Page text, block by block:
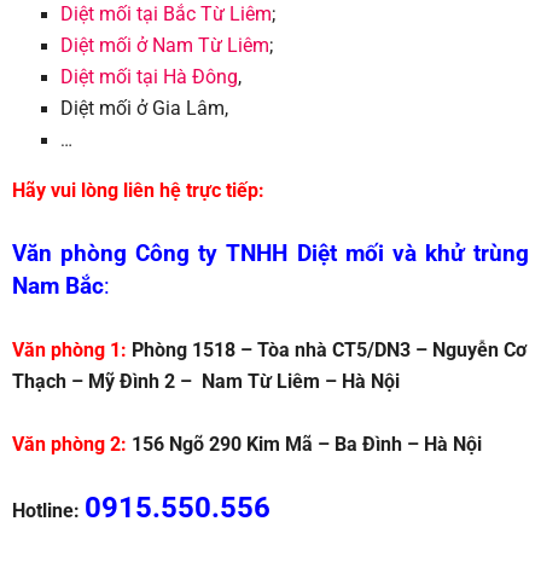
Diệt mối tại Bắc Từ Liêm;
Diệt mối ở Nam Từ Liêm;
Diệt mối tại Hà Đông,
Diệt mối ở Gia Lâm,
…
Hãy vui lòng liên hệ trực tiếp:
Văn phòng Công ty TNHH Diệt mối và khử trùng
Nam Bắc:
Văn phòng 1: Phòng 1518 – Tòa nhà CT5/DN3 – Nguyễn Cơ
Thạch – Mỹ Đình 2 – Nam Từ Liêm – Hà Nội
Văn phòng 2: 156 Ngõ 290 Kim Mã – Ba Đình – Hà Nội
Hotline: 0915.550.556